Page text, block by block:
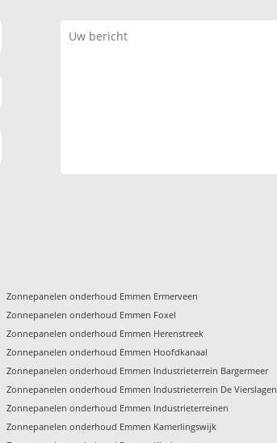
Zonnepanelen onderhoud Emmen Ermerveen
Zonnepanelen onderhoud Emmen Foxel
Zonnepanelen onderhoud Emmen Herenstreek
Zonnepanelen onderhoud Emmen Hoofdkanaal
Zonnepanelen onderhoud Emmen Industrieterrein Bargermeer
Zonnepanelen onderhoud Emmen Industrieterrein De Vierslagen
Zonnepanelen onderhoud Emmen Industrieterreinen
Zonnepanelen onderhoud Emmen Kamerlingswijk